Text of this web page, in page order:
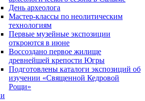
День археолога
Мастер-классы по неолитическим
технологиям
Первые музейные экспозиции
откроются в июне
Воссоздано первое жилище
древнейшей крепости Югры
Подготовлены каталоги экспозиций об
изучении «Священной Кедровой
Рощи»